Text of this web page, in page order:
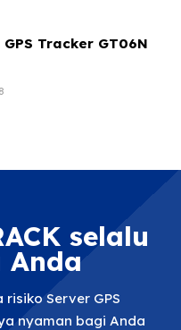
Online Gratis
Tracker GT06N
selalu
Anda
Server GPS
nyaman bagi Anda